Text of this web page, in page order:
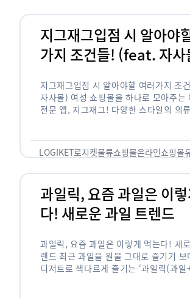
지그재그입점 시 알아야
가지 조건들! (feat. 자사
지그재그입점 시 알아야할 여러가지 조
자사몰) 여성 쇼핑몰을 하나로 모아주는
전문 앱, 지그재그! 다양한 스타일의 의
LOGIKET로지켓물류쇼핑몰온라인쇼핑몰
과일릭, 요즘 과일은 이
다! 새로운 과일 트렌드
과일릭, 요즘 과일은 이렇게 먹는다! 새
렌드 최근 과일을 원물 그대로 즐기기 보
디저트로 색다르게 즐기는 ‘과일릭(과